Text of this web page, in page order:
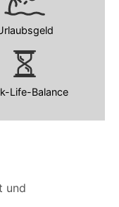
und
Life-Balance